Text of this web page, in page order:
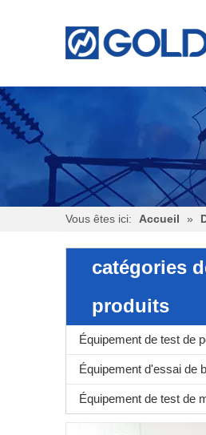
Vous êtes ici: Accueil »
catégories
produits
Équipement de test de
Équipement d'essai de